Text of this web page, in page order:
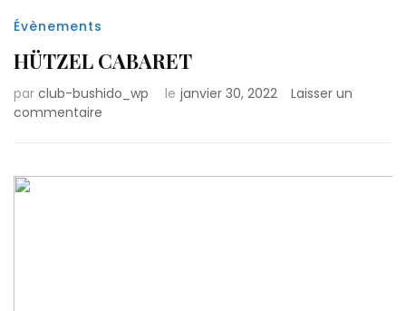
Évènements
HÜTZEL CABARET
par club-bushido_wp le janvier 30, 2022
Laisser un
commentaire